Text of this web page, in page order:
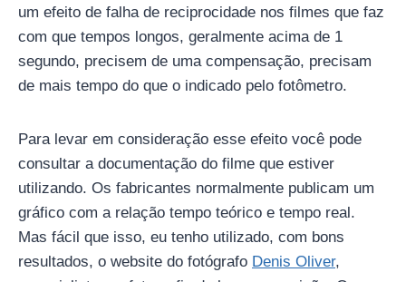
um efeito de falha de reciprocidade nos filmes que faz
com que tempos longos, geralmente acima de 1
segundo, precisem de uma compensação, precisam
de mais tempo do que o indicado pelo fotômetro.
Para levar em consideração esse efeito você pode
consultar a documentação do filme que estiver
utilizando. Os fabricantes normalmente publicam um
gráfico com a relação tempo teórico e tempo real.
Mas fácil que isso, eu tenho utilizado, com bons
resultados, o website do fotógrafo Denis Oliver,